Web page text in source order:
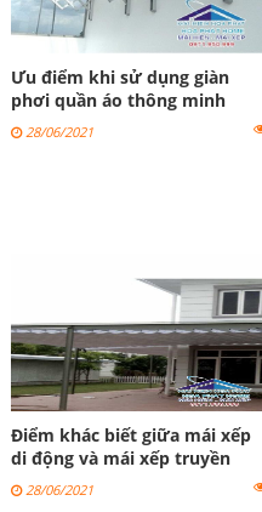
Ưu điểm khi sử dụng giàn
phơi quần áo thông minh
28/06/2021
Điểm khác biết giữa mái xếp
di động và mái xếp truyền
thống
28/06/2021